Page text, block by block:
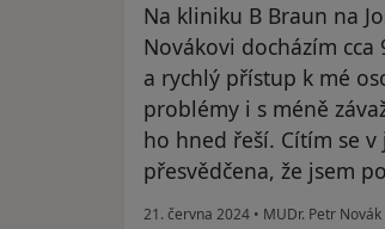
Na kliniku B Braun na
Novákovi docházím
a rychlý přístup k mé
problémy i s méně
ho hned řeší. Cítím se
přesvědčena, že jsem
21. června 2024 • MUDr. Petr Novák